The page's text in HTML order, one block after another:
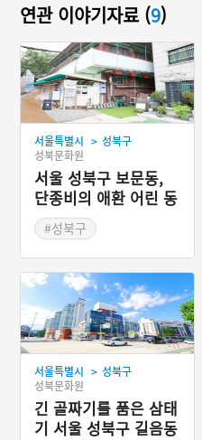
연관 이야기자료 (9)
서울특별시 > 성북구
성북문화원
서울 성북구 보문동,
단종비의 애환 어린 동
망봉과 탑골
#성북구
서울특별시 > 성북구
성북문화원
긴 골짜기를 품은 삼태
기 서울 성북구 길음동